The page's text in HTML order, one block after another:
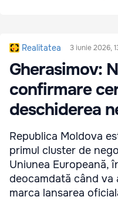
Realitatea 3 iunie 2026,
Gherasimov:
confirmare
deschiderea
Republica Moldova
primul cluster de
Uniunea Europeană,
deocamdată când
marca lansarea